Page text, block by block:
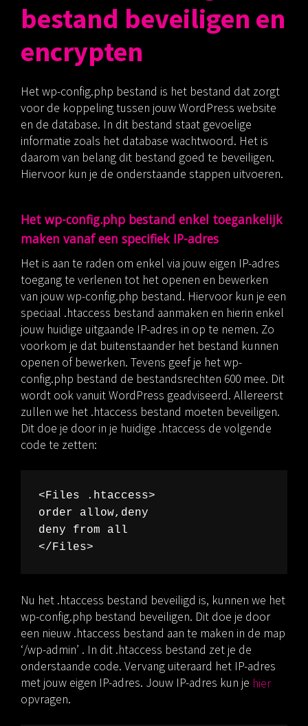
bestand beveiligen en
encrypten
Het wp-config.php bestand is het bestand dat zorgt
voor de koppeling tussen jouw WordPress website
en de database. In dit bestand staat gevoelige
informatie zoals het database wachtwoord. Het is
daarom van belang dit bestand goed te beveiligen.
Hiervoor kun je de onderstaande stappen uitvoeren.
Het wp-config.php bestand enkel toegankelijk
maken vanaf een specifiek IP-adres
Het is aan te raden om enkel via jouw eigen IP-adres
toegang te verlenen tot het openen en bewerken
van jouw wp-config.php bestand. Hiervoor kun je een
speciaal .htaccess bestand aanmaken en hierin enkel
jouw huidige uitgaande IP-adres in op te nemen. Zo
voorkom je dat buitenstaander het bestand kunnen
openen of bewerken. Tevens geef je het wp-
config.php bestand de bestandsrechten 600 mee. Dit
wordt ook vanuit WordPress geadviseerd. Allereerst
zullen we het .htaccess bestand moeten beveiligen.
Dit doe je door in je huidige .htaccess de volgende
code te zetten:
<Files .htaccess>
order allow,deny
deny from all
Nu het .htaccess bestand beveiligd is, kunnen we het
wp-config.php bestand beveiligen. Dit doe je door
een nieuw .htaccess bestand aan te maken in de map
‘/wp-admin’ . In dit .htaccess bestand zet je de
onderstaande code. Vervang uiteraard het IP-adres
met jouw eigen IP-adres. Jouw IP-adres kun je hier
opvragen.